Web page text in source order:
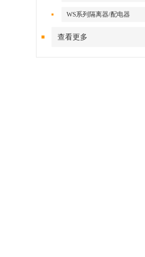
WS系列隔离器/配电器
查看更多